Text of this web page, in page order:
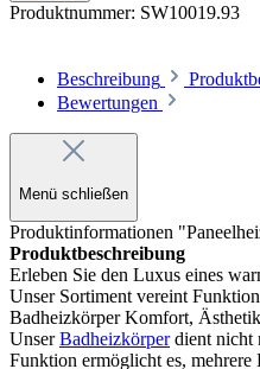
Produktnummer: SW10019.93
Beschreibung
Bewertungen
Menü schließen
Produktinformationen
Produktbeschreibung
Erleben Sie den Luxus eines
Unser Sortiment vereint
Badheizkörper Komfort,
UnserBadheizkörperdient nicht
Funktion ermöglicht es,